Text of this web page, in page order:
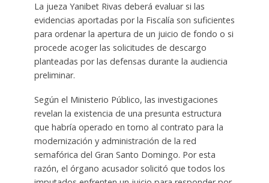
La jueza Yanibet Rivas deberá evaluar si las
evidencias aportadas por la Fiscalía son suficientes
para ordenar la apertura de un juicio de fondo o si
procede acoger las solicitudes de descargo
planteadas por las defensas durante la audiencia
preliminar.
Según el Ministerio Público, las investigaciones
revelan la existencia de una presunta estructura
que habría operado en torno al contrato para la
modernización y administración de la red
semafórica del Gran Santo Domingo. Por esta
razón, el órgano acusador solicitó que todos los